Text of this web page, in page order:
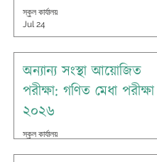
স্কুল কার্যালয়
Jul 24
অন্যান্য সংস্থা আয়োজিত
পরীক্ষা: গণিত মেধা পরীক্ষা
২০২৬
স্কুল কার্যালয়